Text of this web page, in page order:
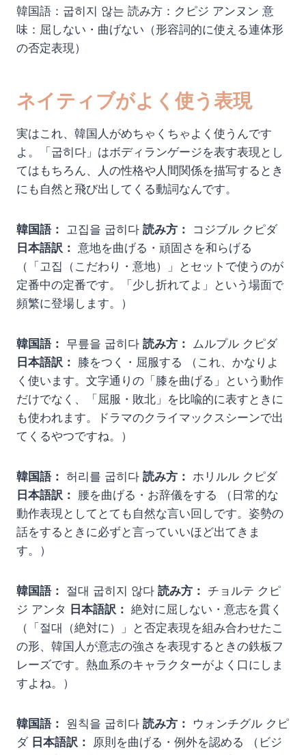
韓国語：굽히지 않는 読み方：クピジ アンヌン 意
味：屈しない・曲げない（形容詞的に使える連体形
の否定表現）
ネイティブがよく使う表現
実はこれ、韓国人がめちゃくちゃよく使うんです
よ。「굽히다」はボディランゲージを表す表現とし
てはもちろん、人の性格や人間関係を描写するとき
にも自然と飛び出してくる動詞なんです。
韓国語： 고집을 굽히다 読み方：
コジブル クピダ
日本語訳： 意地を曲げる・頑固さを和らげる
（「고집（こだわり・意地）」とセットで使うのが
定番中の定番です。「少し折れてよ」という場面で
頻繁に登場します。）
韓国語： 무릎을 굽히다 読み方： ムルプル クピダ
日本語訳： 膝をつく・屈服する （これ、かなりよ
く使います。文字通りの「膝を曲げる」という動作
だけでなく、「屈服・敗北」を比喩的に表すときに
も使われます。ドラマのクライマックスシーンで出
てくるやつですね。）
韓国語： 허리를 굽히다 読み方： ホリルル クピダ
日本語訳： 腰を曲げる・お辞儀をする （日常的な
動作表現としてとても自然な言い回しです。姿勢の
話をするときに必ずと言っていいほど出てきま
す。）
韓国語： 절대 굽히지 않다 読み方： チョルテ クピ
ジ アンタ 日本語訳： 絶対に屈しない・意志を貫く
（「절대（絶対に）」と否定表現を組み合わせたこ
の形、韓国人が意志の強さを表現するときの鉄板フ
レーズです。熱血系のキャラクターがよく口にしま
すよね。）
韓国語： 원칙을 굽히다 読み方：
ウォンチグル クピ
ダ 日本語訳：
原則を曲げる・例外を認める （ビジ